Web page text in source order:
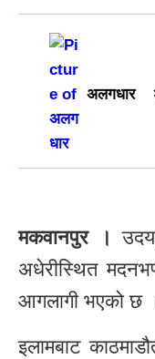
अलगधार
मकवानपुर ।
अधेरीस्थित
आगलागी भएको छ
इलामबाट